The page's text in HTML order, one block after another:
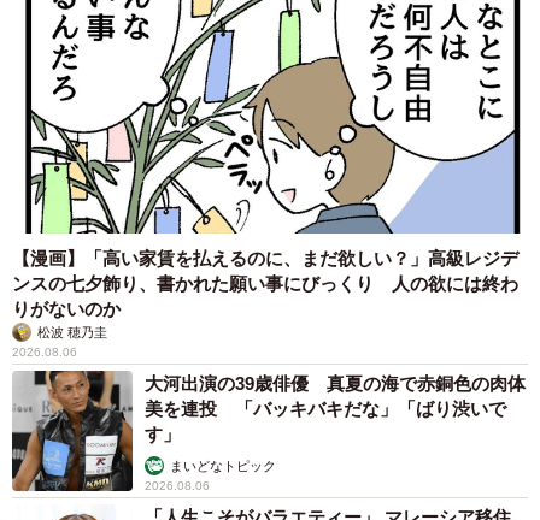
【漫画】「高い家賃を払えるのに、まだ欲しい？」高級レジデ
ンスの七夕飾り、書かれた願い事にびっくり 人の欲には終わ
りがないのか
松波 穂乃圭
2026.08.06
大河出演の39歳俳優 真夏の海で赤銅色の肉体
美を連投 「バッキバキだな」「ばり渋いで
す」
まいどなトピック
2026.08.06